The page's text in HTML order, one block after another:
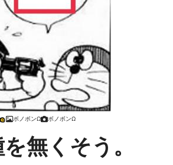
ボノボンΩ ボノボンΩ
無くそう。